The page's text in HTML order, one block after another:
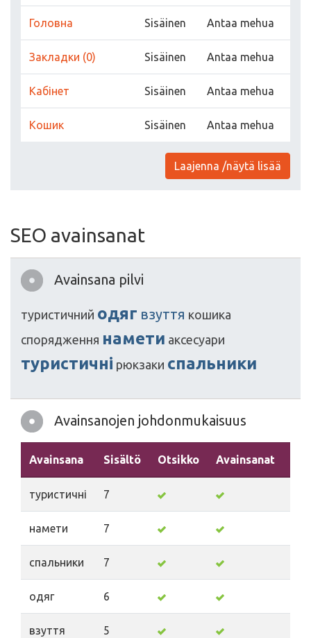
Головна Sisäinen Antaa mehua
Закладки (0) Sisäinen Antaa mehua
Кабінет Sisäinen Antaa mehua
Кошик Sisäinen Antaa mehua
Laajenna /näytä lisää
SEO avainsanat
Avainsana pilvi
туристичний одяг взуття кoшика
спорядження намети аксесуари
туристичні рюкзаки спальники
Avainsanojen johdonmukaisuus
Avainsana Sisältö Otsikko Avainsanat
туристичні 7
намети 7
спальники 7
одяг 6
взуття 5